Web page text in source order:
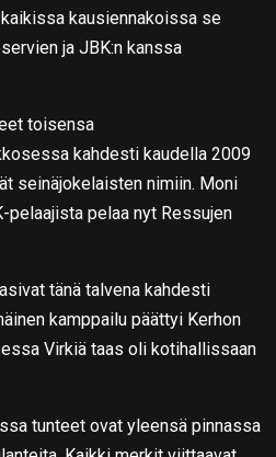
kausiennakoissa se
ja JBK:n kanssa
toisensa
kahdesti kaudella 2009
seinäjokelaisten nimiin. Moni
pelaa nyt Ressujen
tänä talvena kahdesti
kamppailu päättyi Kerhon
Virkiä taas oli kotihallissaan
tunteet ovat yleensä pinnassa